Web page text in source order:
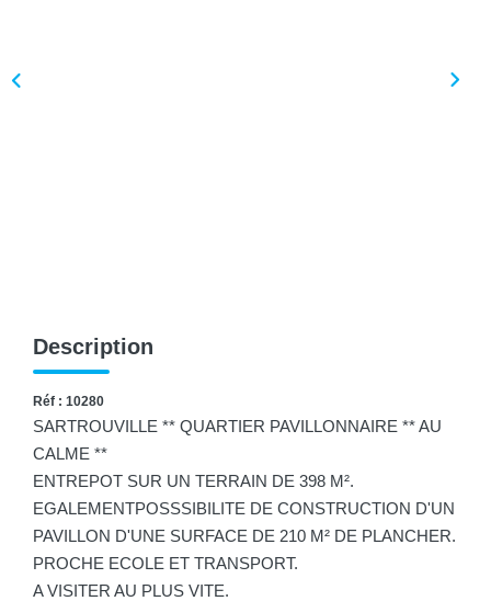
Description
Réf : 10280
SARTROUVILLE ** QUARTIER PAVILLONNAIRE ** AU
CALME **
ENTREPOT SUR UN TERRAIN DE 398 M².
EGALEMENTPOSSSIBILITE DE CONSTRUCTION D'UN
PAVILLON D'UNE SURFACE DE 210 M² DE PLANCHER.
PROCHE ECOLE ET TRANSPORT.
A VISITER AU PLUS VITE.